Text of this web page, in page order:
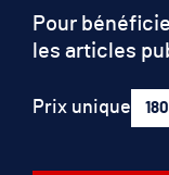
Pour
les articles
Prix unique